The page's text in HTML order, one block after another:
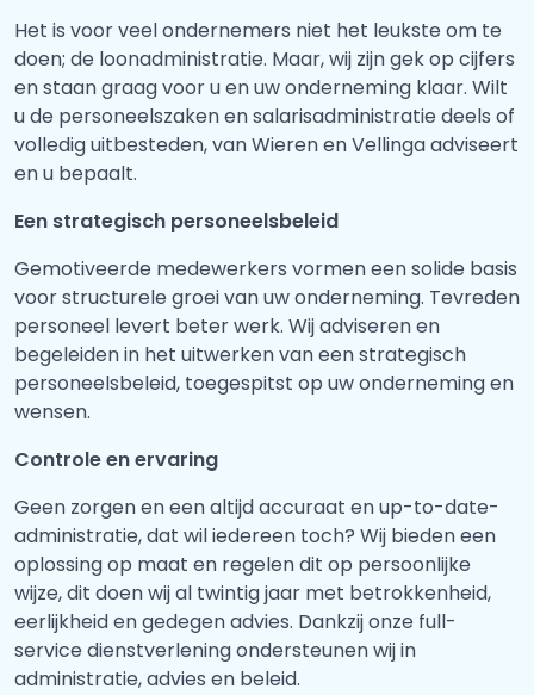
Het is voor veel ondernemers niet het leukste om te
doen; de loonadministratie. Maar, wij zijn gek op cijfers
en staan graag voor u en uw onderneming klaar. Wilt
u de personeelszaken en salarisadministratie deels of
volledig uitbesteden, van Wieren en Vellinga adviseert
en u bepaalt.
Een strategisch personeelsbeleid
Gemotiveerde medewerkers vormen een solide basis
voor structurele groei van uw onderneming. Tevreden
personeel levert beter werk. Wij adviseren en
begeleiden in het uitwerken van een strategisch
personeelsbeleid, toegespitst op uw onderneming en
wensen.
Controle en ervaring
Geen zorgen en een altijd accuraat en up-to-date-
administratie, dat wil iedereen toch? Wij bieden een
oplossing op maat en regelen dit op persoonlijke
wijze, dit doen wij al twintig jaar met betrokkenheid,
eerlijkheid en gedegen advies. Dankzij onze full-
service dienstverlening ondersteunen wij in
administratie, advies en beleid.